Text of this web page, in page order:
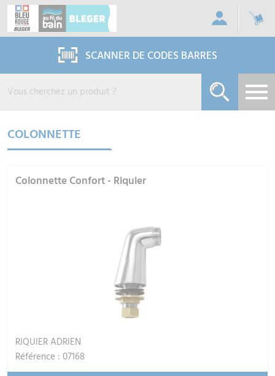
SCANNER DE CODES BARRES
COLONNETTE
Colonnette Confort - Riquier
RIQUIER ADRIEN
Référence : 07168
Panneau de gestion des cookies